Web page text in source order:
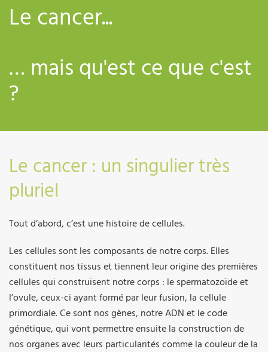
Le cancer...
… mais qu'est ce que c'est
?
Le cancer : un singulier très
pluriel
Tout d’abord, c’est une histoire de cellules.
Les cellules sont les composants de notre corps. Elles
constituent nos tissus et tiennent leur origine des premières
cellules qui construisent notre corps : le spermatozoïde et
l’ovule, ceux-ci ayant formé par leur fusion, la cellule
primordiale. Ce sont nos gènes, notre ADN et le code
génétique, qui vont permettre ensuite la construction de
nos organes avec leurs particularités comme la couleur de la